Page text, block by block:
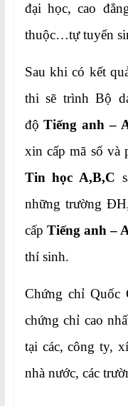
đại học, cao
thuộc…tự tuyển
Sau khi có kết
thi sẽ trình Bộ
độ Tiếng anh –
xin cấp mã số và
Tin học A,B,C
những trường
cấp Tiếng anh –
thí sinh.
Chứng chỉ Quốc
chứng chỉ cao
tại các, công ty,
nhà nước, các